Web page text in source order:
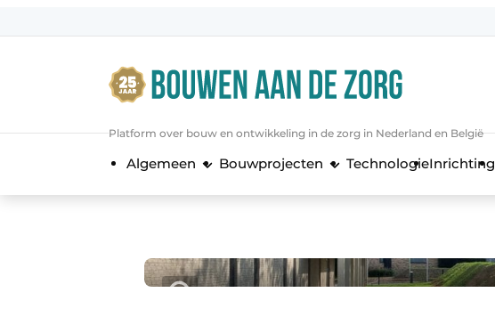
Algemene voorwaarden
Jaarboek
Platform over bouw en ontwikkeling in de zorg in Nederland en België
Algemeen Bouwprojecten TechnologieInrichting